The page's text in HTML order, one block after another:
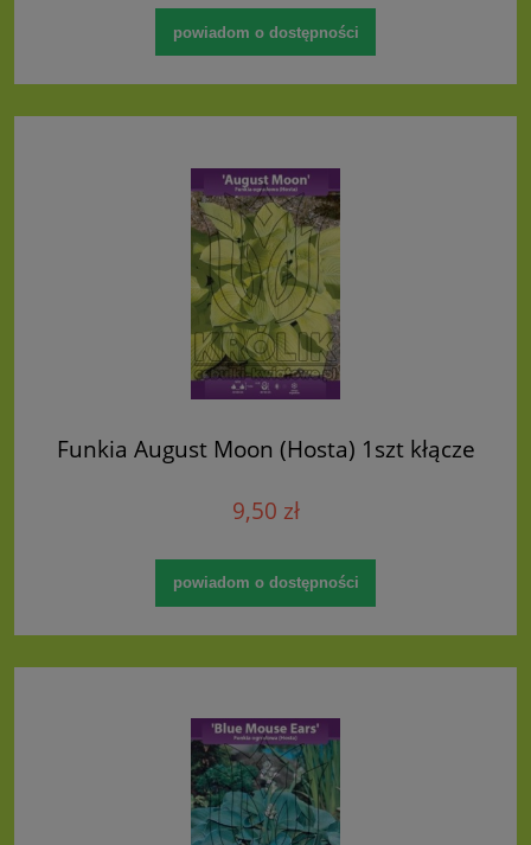
powiadom o dostępności
Funkia August Moon (Hosta) 1szt kłącze
9,50 zł
powiadom o dostępności